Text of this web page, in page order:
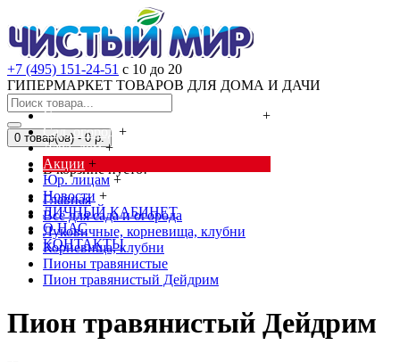
+7 (495) 151-24-51 с 10 до 20
ГИПЕРМАРКЕТ ТОВАРОВ ДЛЯ ДОМА И ДАЧИ
Cредства от насекомых и грызунов
+
Сад, огород +
Дача, дом +
Акции +
Юр. лицам +
Новости +
ЛИЧНЫЙ КАБИНЕТ
О НАС
КОНТАКТЫ
0 товар(ов) - 0 р.
В корзине пусто!
Главная
Всё для сада и огорода
Луковичные, корневища, клубни
Корневища, клубни
Пионы травянистые
Пион травянистый Дейдрим
Пион травянистый Дейдрим